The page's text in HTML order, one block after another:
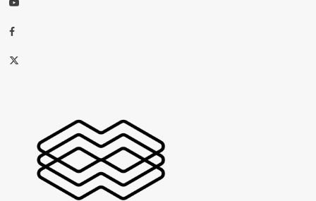
Facebook
X